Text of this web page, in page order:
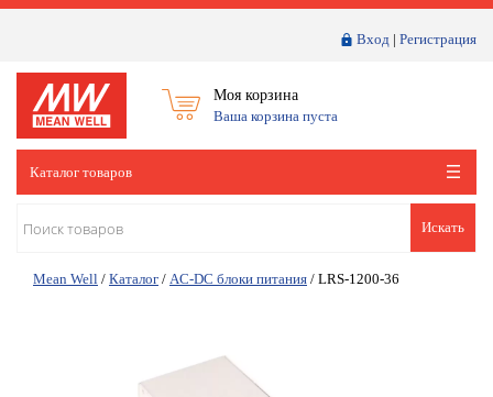
Вход | Регистрация
Моя корзина
Ваша корзина пуста
Каталог товаров
Искать
Mean Well / Каталог / AC-DC блоки питания / LRS-1200-36